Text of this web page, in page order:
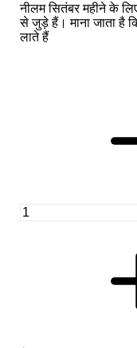
नीलम सितंबर महीने के
से जुड़े हैं। माना जाता है
लाते हैं